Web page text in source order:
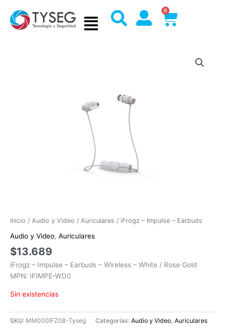
contenido
0
Cart
Inicio / Audio y Video / Auriculares / iFrogz – Impulse – Earbuds
Audio y Video, Auriculares
$13.689
iFrogz – Impulse – Earbuds – Wireless – White / Rose Gold
MPN: IFIMPE-WD0
Sin existencias
SKU: MM000IFZ08-Tyseg Categorías: Audio y Video, Auriculares